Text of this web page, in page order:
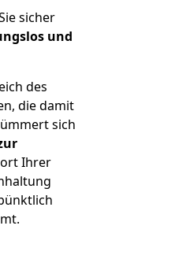
sicher
und
des
die damit
sich
Ihrer